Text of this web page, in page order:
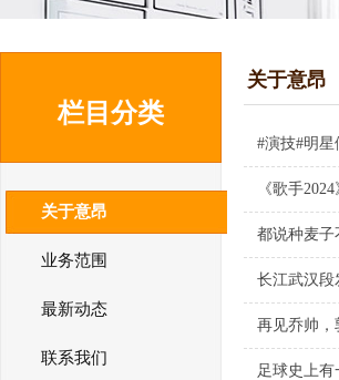
栏目分类
关于意昂
业务范围
最新动态
联系我们
关于意昂
#演技#明
《歌手
都说种麦子
长江武汉段
再见乔帅，
足球史上